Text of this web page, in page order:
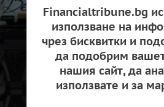
Financialtribune.bg
използване на
чрез бисквитки и
да подобрим
нашия сайт, да
използвате и за